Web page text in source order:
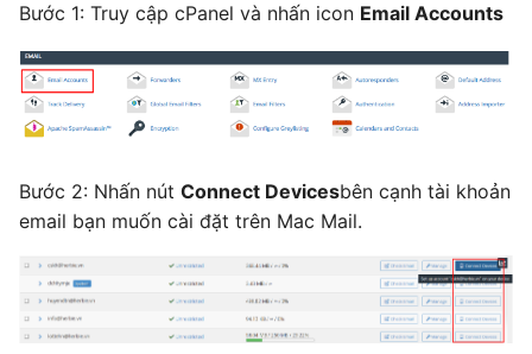
h
g
Bước 1: Truy cập cPanel và nhấn icon Email Accounts
Bước 2: Nhấn nút Connect Devicesbên cạnh tài khoản
email bạn muốn cài đặt trên Mac Mail.